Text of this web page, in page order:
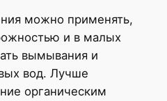
можно применять,
и в малых
вымывания и
вод. Лучше
органическим